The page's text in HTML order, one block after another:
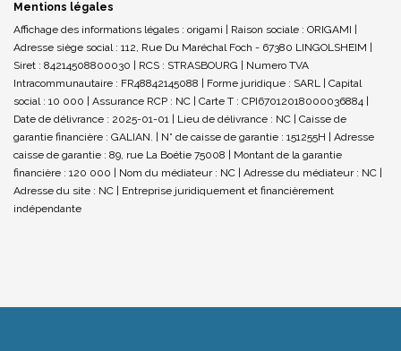
Mentions légales
Affichage des informations légales : origami | Raison sociale : ORIGAMI |
Adresse siège social : 112, Rue Du Maréchal Foch - 67380 LINGOLSHEIM |
Siret : 84214508800030 | RCS : STRASBOURG | Numero TVA
Intracommunautaire : FR48842145088 | Forme juridique : SARL | Capital
social : 10 000 | Assurance RCP : NC | Carte T : CPI67012018000036884 |
Date de délivrance : 2025-01-01 | Lieu de délivrance : NC | Caisse de
garantie financière : GALIAN. | N° de caisse de garantie : 151255H | Adresse
caisse de garantie : 89, rue La Boétie 75008 | Montant de la garantie
financière : 120 000 | Nom du médiateur : NC | Adresse du médiateur : NC |
Adresse du site : NC | Entreprise juridiquement et financièrement
indépendante